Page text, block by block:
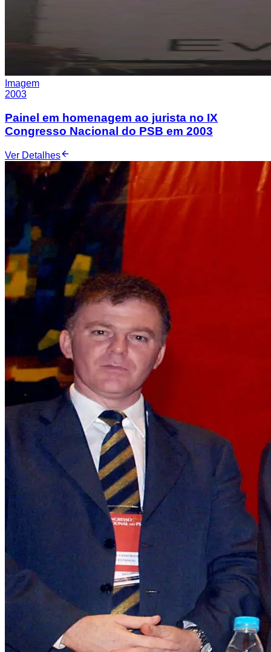
Imagem
2003
Painel em homenagem ao jurista no IX
Congresso Nacional do PSB em 2003
Ver Detalhes